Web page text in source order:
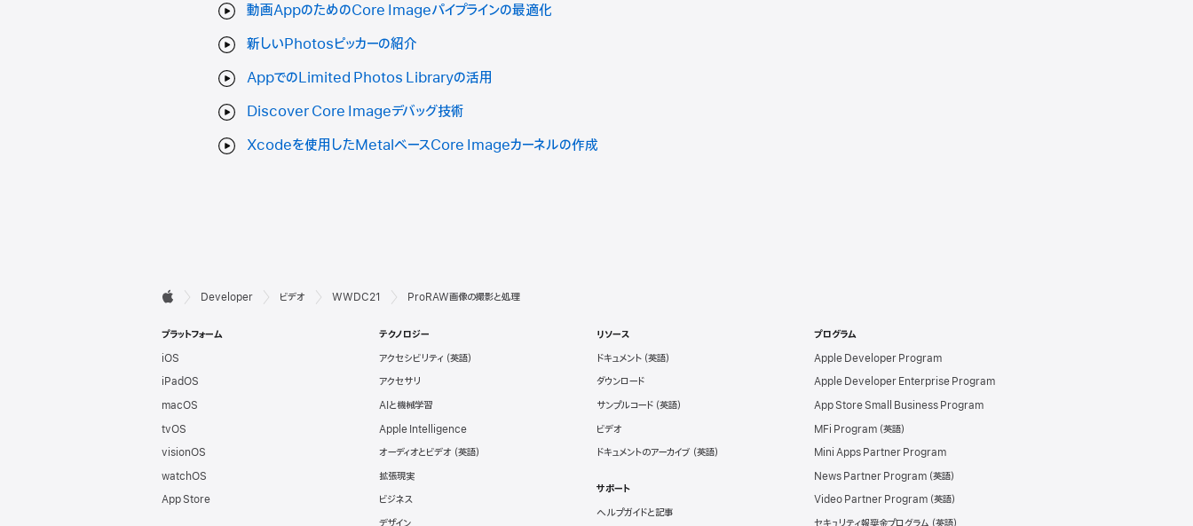
動画AppのためのCore Imageパイプラインの最適化
新しいPhotosピッカーの紹介
AppでのLimited Photos Libraryの活用
Discover Core Imageデバッグ技術
Xcodeを使用したMetalベースCore Imageカーネルの作成
デ
ベ
ロ
ッ
パ
向

Developer ビデオ WWDC21 ProRAW画像の撮影と処理
プラットフォーム
iOS
iPadOS
macOS
tvOS
visionOS
watchOS
App Store
テクノロジー
アクセシビリティ
アクセサリ
AIと機械学習
Apple Intelligence
オーディオとビデオ
拡張現実
ビジネス
デザイン
リソース
ドキュメント
ダウンロード
サンプルコード
ビデオ
ドキュメントのアーカイブ
サポート
ヘルプガイドと記事
プログラム
Apple Developer Program
Apple Developer Enterprise Program
App Store Small Business Program
MFi Program
Mini Apps Partner Program
News Partner Program
Video Partner Program
セキュリティ報奨金プログラム